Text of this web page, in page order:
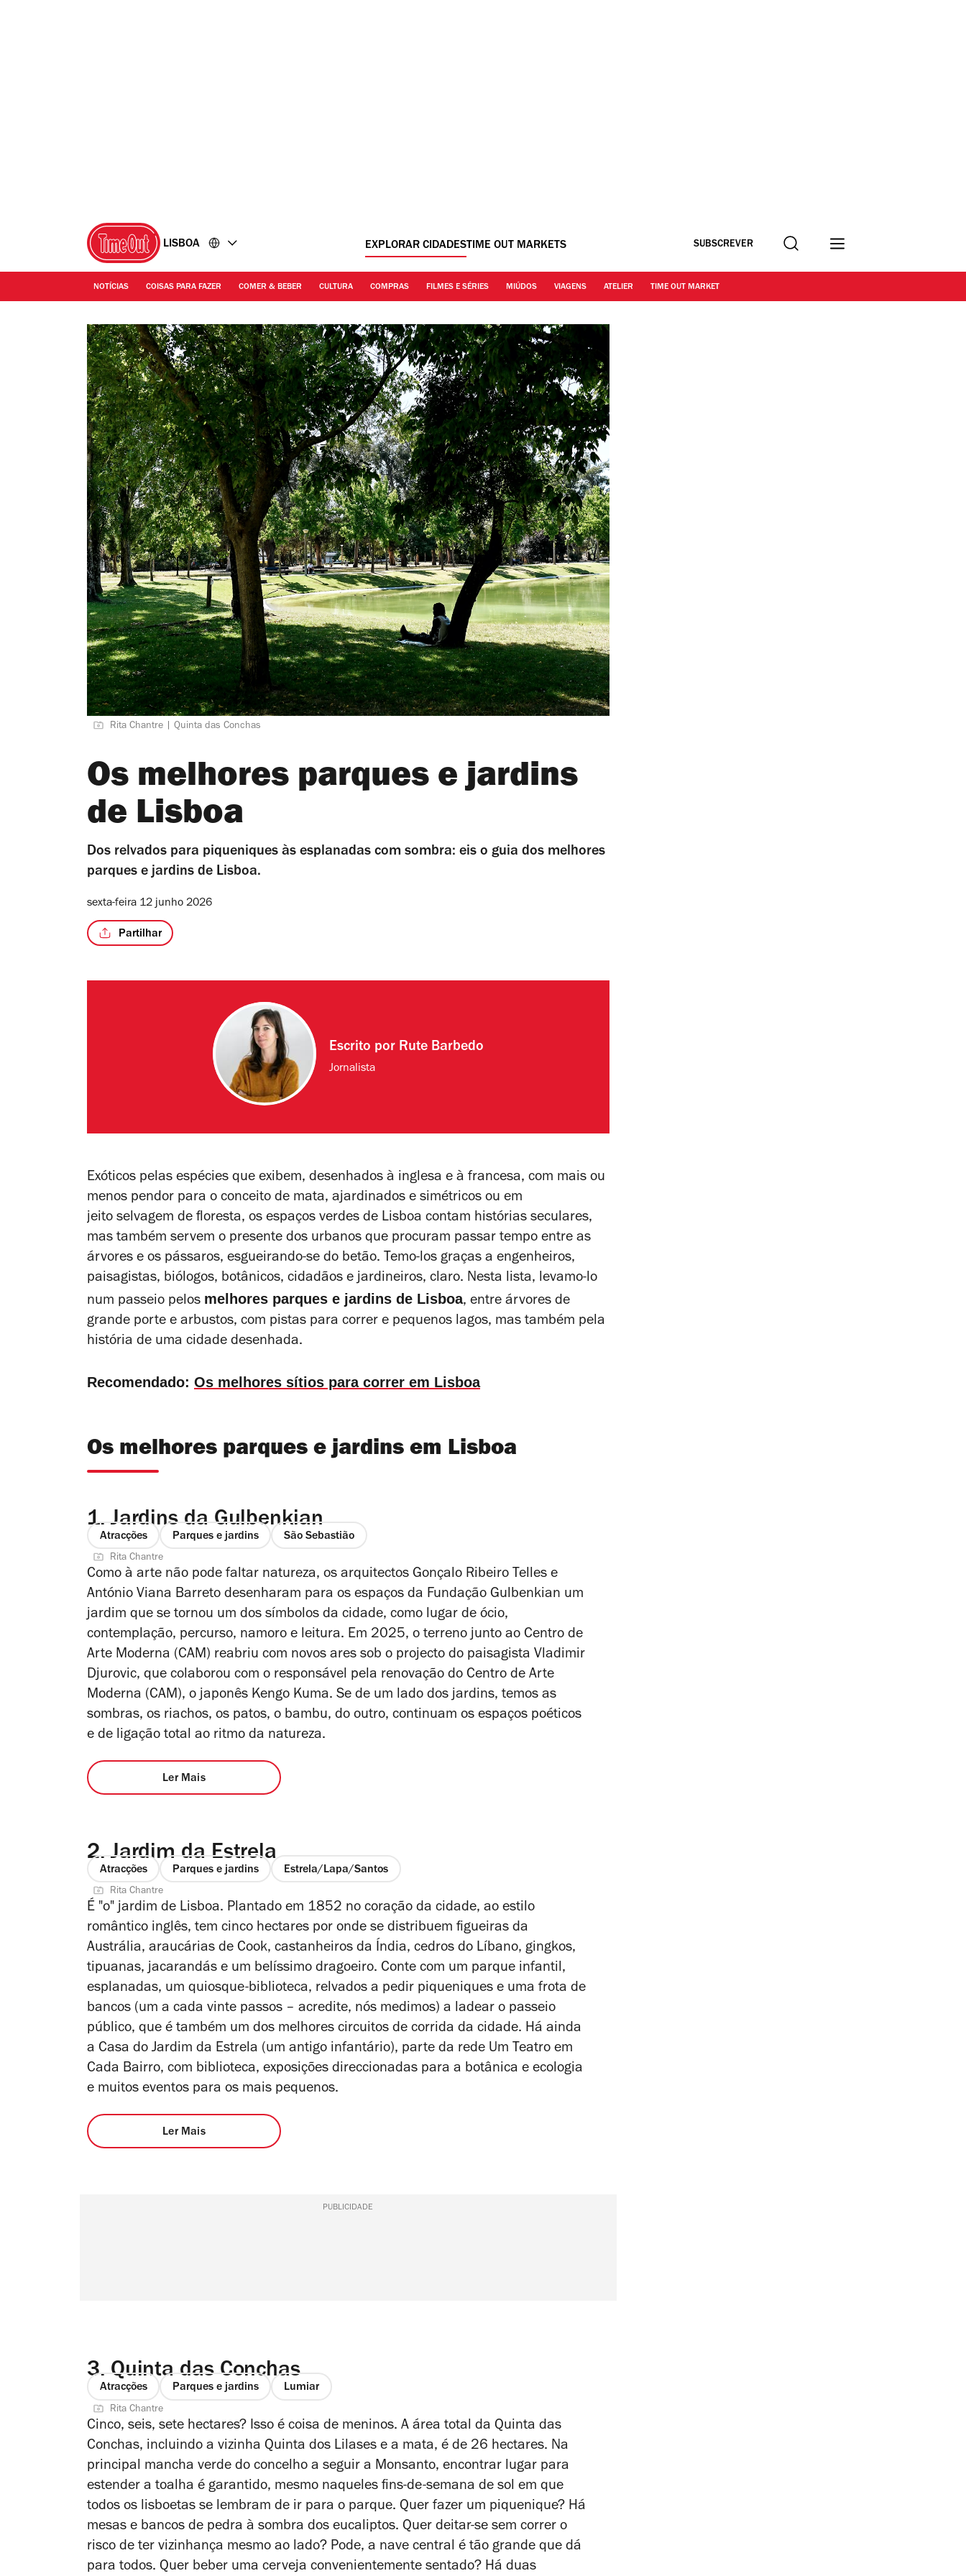
LISBOA EXPLORAR CIDADESTIME OUT MARKETS SUBSCREVER Procurar
NOTÍCIAS COISAS PARA FAZER COMER & BEBER CULTURA COMPRAS FILMES E SÉRIES MIÚDOS VIAGENS ATELIER TIME OUT MARKET
Rita Chantre | Quinta das Conchas
Os melhores parques e jardins
de Lisboa
Dos relvados para piqueniques às esplanadas com sombra: eis o guia dos melhores
parques e jardins de Lisboa.
sexta-feira 12 junho 2026
Partilhar
Escrito por Rute Barbedo
Jornalista
Exóticos pelas espécies que exibem, desenhados à inglesa e à francesa, com mais ou
menos pendor para o conceito de mata, ajardinados e simétricos ou em
jeito selvagem de floresta, os espaços verdes de Lisboa contam histórias seculares,
mas também servem o presente dos urbanos que procuram passar tempo entre as
árvores e os pássaros, esgueirando-se do betão. Temo-los graças a engenheiros,
paisagistas, biólogos, botânicos, cidadãos e jardineiros, claro. Nesta lista, levamo-lo
num passeio pelos melhores parques e jardins de Lisboa, entre árvores de
grande porte e arbustos, com pistas para correr e pequenos lagos, mas também pela
história de uma cidade desenhada.
Recomendado: Os melhores sítios para correr em Lisboa
Os melhores parques e jardins em Lisboa
1. Jardins da Gulbenkian
Atracções Parques e jardins São Sebastião
Rita Chantre
Como à arte não pode faltar natureza, os arquitectos Gonçalo Ribeiro Telles e
António Viana Barreto desenharam para os espaços da Fundação Gulbenkian um
jardim que se tornou um dos símbolos da cidade, como lugar de ócio,
contemplação, percurso, namoro e leitura. Em 2025, o terreno junto ao Centro de
Arte Moderna (CAM) reabriu com novos ares sob o projecto do paisagista Vladimir
Djurovic, que colaborou com o responsável pela renovação do Centro de Arte
Moderna (CAM), o japonês Kengo Kuma. Se de um lado dos jardins, temos as
sombras, os riachos, os patos, o bambu, do outro, continuam os espaços poéticos
e de ligação total ao ritmo da natureza.
Ler Mais
2. Jardim da Estrela
Atracções Parques e jardins Estrela/Lapa/Santos
Rita Chantre
É "o" jardim de Lisboa. Plantado em 1852 no coração da cidade, ao estilo
romântico inglês, tem cinco hectares por onde se distribuem figueiras da
Austrália, araucárias de Cook, castanheiros da Índia, cedros do Líbano, gingkos,
tipuanas, jacarandás e um belíssimo dragoeiro. Conte com um parque infantil,
esplanadas, um quiosque-biblioteca, relvados a pedir piqueniques e uma frota de
bancos (um a cada vinte passos – acredite, nós medimos) a ladear o passeio
público, que é também um dos melhores circuitos de corrida da cidade. Há ainda
a Casa do Jardim da Estrela (um antigo infantário), parte da rede Um Teatro em
Cada Bairro, com biblioteca, exposições direccionadas para a botânica e ecologia
e muitos eventos para os mais pequenos.
Ler Mais
PUBLICIDADE
3. Quinta das Conchas
Atracções Parques e jardins Lumiar
Rita Chantre
Cinco, seis, sete hectares? Isso é coisa de meninos. A área total da Quinta das
Conchas, incluindo a vizinha Quinta dos Lilases e a mata, é de 26 hectares. Na
principal mancha verde do concelho a seguir a Monsanto, encontrar lugar para
estender a toalha é garantido, mesmo naqueles fins-de-semana de sol em que
todos os lisboetas se lembram de ir para o parque. Quer fazer um piquenique? Há
mesas e bancos de pedra à sombra dos eucaliptos. Quer deitar-se sem correr o
risco de ter vizinhança mesmo ao lado? Pode, a nave central é tão grande que dá
para todos. Quer beber uma cerveja convenientemente sentado? Há duas